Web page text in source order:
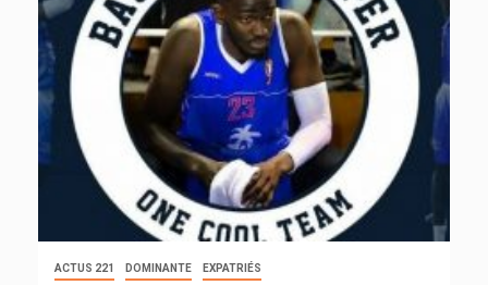
ACTUS 221 DOMINANTE EXPATRIÉS